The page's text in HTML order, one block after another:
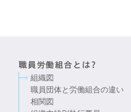
組織図
職員団体と労働組合の違い
相関図